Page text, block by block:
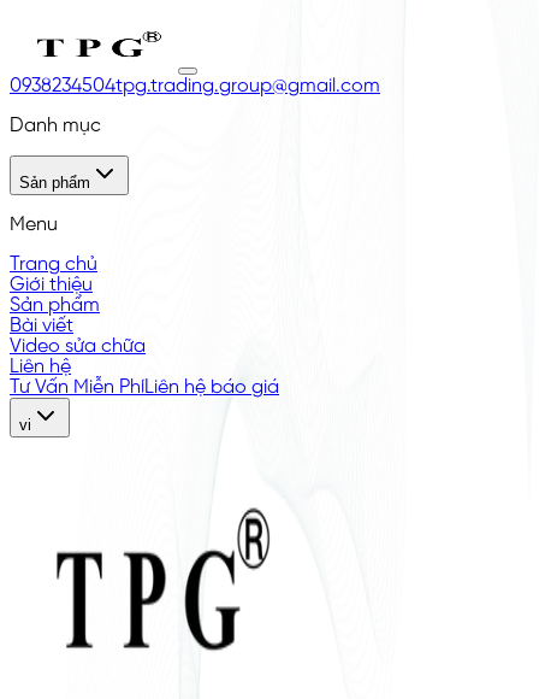
0938234504tpg.trading.group@gmail.com
Danh mục
Sản phẩm
Menu
Trang chủ
Giới thiệu
Sản phẩm
Bài viết
Video sửa chữa
Liên hệ
Tư Vấn Miễn PhíLiên hệ báo giá
vi